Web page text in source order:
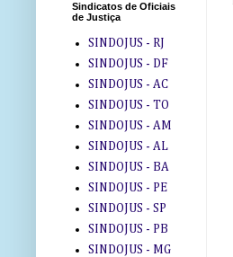
Sindicatos de Oficiais
de Justiça
SINDOJUS - RJ
SINDOJUS - DF
SINDOJUS - AC
SINDOJUS - TO
SINDOJUS - AM
SINDOJUS - AL
SINDOJUS - BA
SINDOJUS - PE
SINDOJUS - SP
SINDOJUS - PB
SINDOJUS - MG